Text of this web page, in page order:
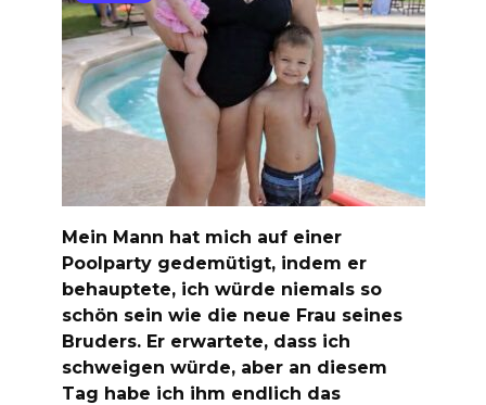
Mein Mann hat mich auf einer
Poolparty gedemütigt, indem er
behauptete, ich würde niemals so
schön sein wie die neue Frau seines
Bruders. Er erwartete, dass ich
schweigen würde, aber an diesem
Tag habe ich ihm endlich das